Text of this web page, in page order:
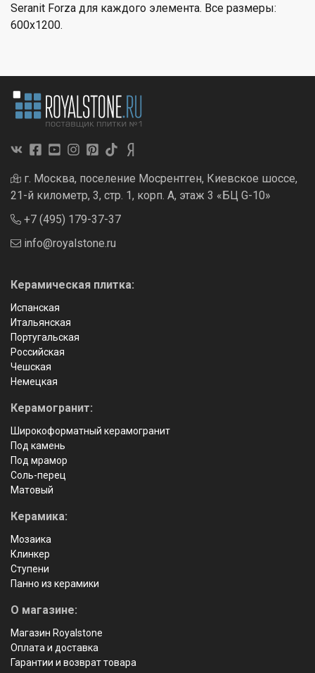
Seranit Forza для каждого элемента. Все размеры:
600x1200.
г. Москва, поселение Мосрентген, Киевское шоссе,
21-й километр, 3, стр. 1, корп. А, этаж 3 «БЦ G-10»
+7 (495) 179-37-37
info@royalstone.ru
Керамическая плитка:
Испанская
Итальянская
Португальская
Российская
Чешская
Немецкая
Керамогранит:
Широкоформатный керамогранит
Под камень
Под мрамор
Соль-перец
Матовый
Керамика:
Мозаика
Клинкер
Ступени
Панно из керамики
О магазине:
Магазин Royalstone
Оплата и доставка
Гарантии и возврат товара